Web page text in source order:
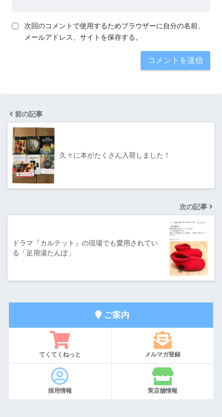
次回のコメントで使用するためブラウザーに自分の名前、
メールアドレス、サイトを保存する。
前の記事
久々に本がたくさん入荷しました！
次の記事
ドラマ『カルテット』の現場でも愛用されてい
る「足用湯たんぽ」
ご案内
てくてくねっと メルマガ登録
採用情報 実店舗情報